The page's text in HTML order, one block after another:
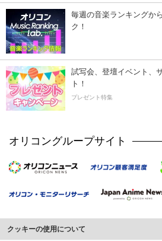
毎週の音楽ランキングか
ク！
試写会、登壇イベント、
ト！
プレゼント特集
オリコングループサイト
クッキーの使用について